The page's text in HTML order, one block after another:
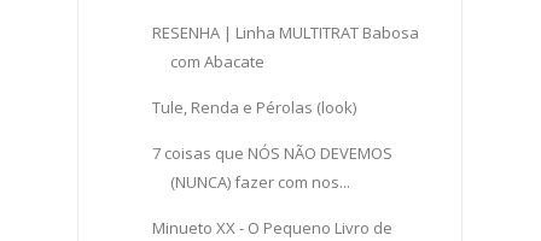
RESENHA | Linha MULTITRAT Babosa
com Abacate
Tule, Renda e Pérolas (look)
7 coisas que NÓS NÃO DEVEMOS
(NUNCA) fazer com nos...
Minueto XX - O Pequeno Livro de